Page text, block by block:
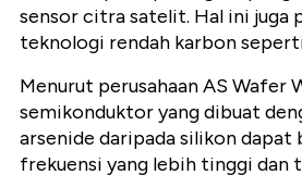
sensor citra satelit. Hal ini juga
teknologi rendah karbon
Menurut perusahaan AS Wafer
semikonduktor yang dibuat
arsenide daripada silikon dapat
frekuensi yang lebih tinggi dan